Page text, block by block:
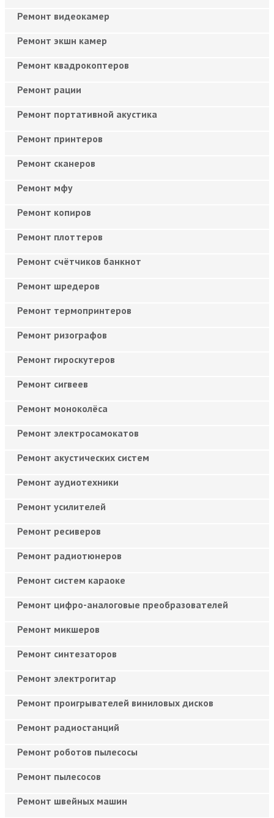
Ремонт видеокамер
Ремонт экшн камер
Ремонт квадрокоптеров
Ремонт рации
Ремонт портативной акустика
Ремонт принтеров
Ремонт сканеров
Ремонт мфу
Ремонт копиров
Ремонт плоттеров
Ремонт счётчиков банкнот
Ремонт шредеров
Ремонт термопринтеров
Ремонт ризографов
Ремонт гироскутеров
Ремонт сигвеев
Ремонт моноколёса
Ремонт электросамокатов
Ремонт акустических систем
Ремонт аудиотехники
Ремонт усилителей
Ремонт ресиверов
Ремонт радиотюнеров
Ремонт систем караоке
Ремонт цифро-аналоговые преобразователей
Ремонт микшеров
Ремонт синтезаторов
Ремонт электрогитар
Ремонт проигрывателей виниловых дисков
Ремонт радиостанций
Ремонт роботов пылесосы
Ремонт пылесосов
Ремонт швейных машин